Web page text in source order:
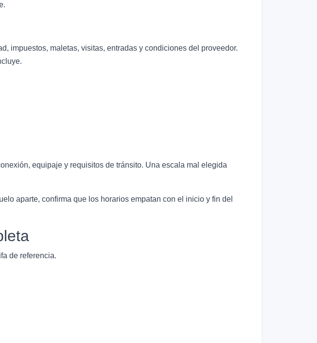
impuestos, maletas, visitas, entradas y condiciones del proveedor.
equipaje y requisitos de tránsito. Una escala mal elegida
aparte, confirma que los horarios empatan con el inicio y fin del
de referencia.